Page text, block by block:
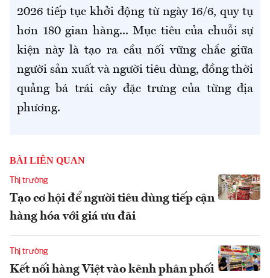
2026 tiếp tục khởi động từ ngày 16/6, quy tụ
hơn 180 gian hàng... Mục tiêu của chuỗi sự
kiện này là tạo ra cầu nối vững chắc giữa
người sản xuất và người tiêu dùng, đồng thời
quảng bá trái cây đặc trưng của từng địa
phương.
BÀI LIÊN QUAN
Thị trường
Tạo cơ hội để người tiêu dùng tiếp cận
hàng hóa với giá ưu đãi
Thị trường
Kết nối hàng Việt vào kênh phân phối